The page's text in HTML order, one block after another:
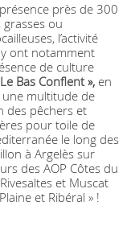
près de 300
ou
l’activité
ont notamment
de culture
Bas Conflent», en
multitude de
des pêchers et
pour toile de
le long des
à Argelès sur
des AOP Côtes du
et Muscat
et Ribéral » !